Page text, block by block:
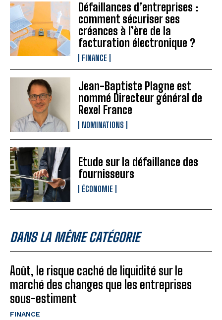
Défaillances d’entreprises :
comment sécuriser ses
créances à l’ère de la
facturation électronique ?
FINANCE
Jean-Baptiste Plagne est
nommé Directeur général de
Rexel France
NOMINATIONS
Etude sur la défaillance des
fournisseurs
ÉCONOMIE
DANS LA MÊME CATÉGORIE
Août, le risque caché de liquidité sur le
marché des changes que les entreprises
sous-estiment
FINANCE